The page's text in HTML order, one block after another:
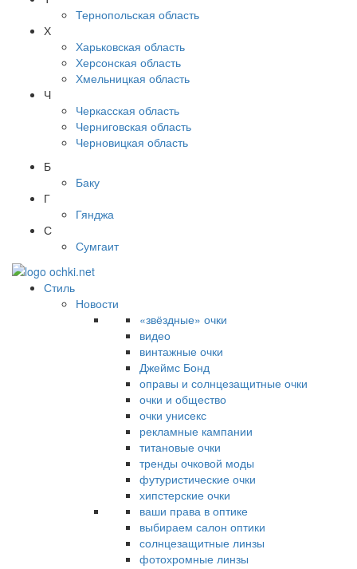
Тернопольская область
Х
Харьковская область
Херсонская область
Хмельницкая область
Ч
Черкасская область
Черниговская область
Черновицкая область
Б
Баку
Г
Гянджа
С
Сумгаит
Стиль
Новости
«звёздные» очки
видео
винтажные очки
Джеймс Бонд
оправы и солнцезащитные очки
очки и общество
очки унисекс
рекламные кампании
титановые очки
тренды очковой моды
футуристические очки
хипстерские очки
ваши права в оптике
выбираем салон оптики
солнцезащитные линзы
фотохромные линзы